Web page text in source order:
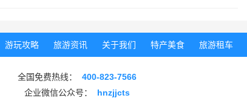
游玩攻略 旅游资讯 关于我们 特产美食 旅游租车
全国免费热线：
400-823-7566
企业微信公众号：
hnzjjcts